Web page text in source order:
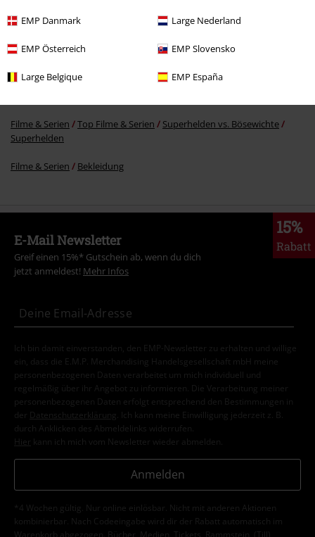
EMP Danmark Large Nederland
EMP Österreich EMP Slovensko
Large Belgique EMP España
Mehr Kategorien. Mehr Möglichkeiten.
Filme & Serien Top Filme & Serien
Superhelden vs. Bösewichte
Superhelden
Filme & Serien Bekleidung
15%
Rabatt
E-Mail Newsletter
Greif einen 15%* Gutschein ab, wenn du dich
jetzt anmeldest! Mehr Infos
Ich bin damit einverstanden, den EMP-Newsletter zu erhalten und willige
ein, dass die E.M.P. Merchandising Handelsgesellschaft mbH meine
personenbezogenen Daten verarbeitet um mich individuell und
regelmäßig über ihr Angebot zu informieren. Die Verarbeitung meiner
personenbezogenen Daten erfolgt entsprechend den Bestimmungen in
der
Datenschutzerklärung
. Ich kann meine Einwilligung jederzeit z. B.
durch Anklicken des Abmeldelinks widerrufen.
Hier kann ich mich vom Newsletter wieder abmelden.
Anmelden
*4 Wochen gültig. Nur online einlösbar. Nicht mit anderen Aktionen
kombinierbar. Nach Codeeingabe wird dir der Rabatt automatisch im